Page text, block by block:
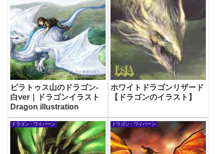
ピラトゥス山のドラゴン-
白ver｜ドラゴンイラスト
Dragon illustration
ホワイトドラゴンリザード
【ドラゴンのイラスト】
ドラゴン・ワイバーン ドラゴン・ワイバーン